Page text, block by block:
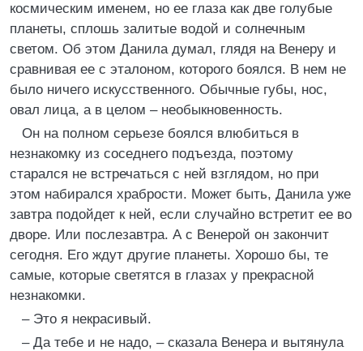
космическим именем, но ее глаза как две голубые
планеты, сплошь залитые водой и солнечным
светом. Об этом Данила думал, глядя на Венеру и
сравнивая ее с эталоном, которого боялся. В нем не
было ничего искусственного. Обычные губы, нос,
овал лица, а в целом – необыкновенность.
Он на полном серьезе боялся влюбиться в
незнакомку из соседнего подъезда, поэтому
старался не встречаться с ней взглядом, но при
этом набирался храбрости. Может быть, Данила уже
завтра подойдет к ней, если случайно встретит ее во
дворе. Или послезавтра. А с Венерой он закончит
сегодня. Его ждут другие планеты. Хорошо бы, те
самые, которые светятся в глазах у прекрасной
незнакомки.
– Это я некрасивый.
– Да тебе и не надо, – сказала Венера и вытянула